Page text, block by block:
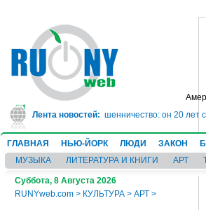
Лента новостей:
на 10 лет за мошенничество: он 20 лет
ГЛАВНАЯ НЬЮ-ЙОРК ЛЮДИ ЗАКОН
МУЗЫКА
ЛИТЕРАТУРА И КНИГИ АРТ
Суббота, 8 Августа 2026
RUNYweb.com > КУЛЬТУРА > АРТ >